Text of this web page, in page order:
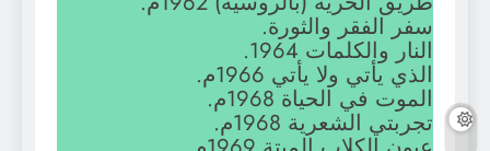
سفر الفقر والثورة.
النار والكلمات 1964.
الذي يأتي ولا يأتي 1966م.
الموت في الحياة 1968م.
تجربتي الشعرية 1968م.